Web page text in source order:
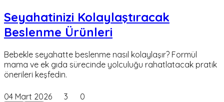
Seyahatinizi Kolaylaştıracak
Beslenme Ürünleri
Bebekle seyahatte beslenme nasıl kolaylaşır? Formül
mama ve ek gıda sürecinde yolculuğu rahatlatacak pratik
önerileri keşfedin.
04 Mart 2026 3 0